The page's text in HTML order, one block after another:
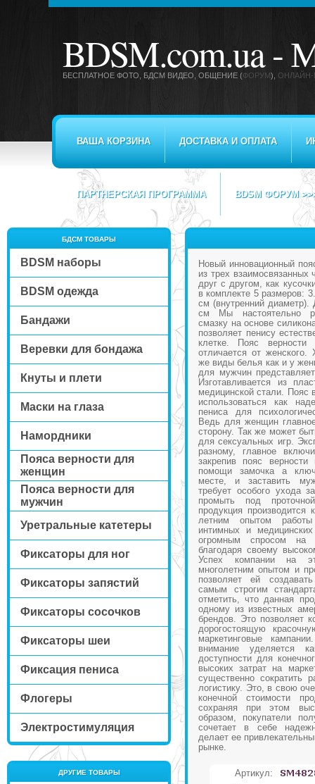
BDSM.com.ua -
БЕСПЛАТНОЕ ФОТО, БДСМ ВИДЕО , ОБЩЕНИЕ (ФОРУМ), ОНЛАЙН-
ВАША КОРЗИНА ДОСТАВКА И ОПЛАТА
ПАРТНЕРСКАЯ ПРОГРАММА BDSM ФОРУМ
БДСМ ТОВАРЫ
BDSM наборы
BDSM одежда
Бандажи
Веревки для бондажа
Кнуты и плети
Маски на глаза
Намордники
Пояса верности для
женщин
Пояса верности для
мужчин
Уретральные катетеры
Фиксаторы для ног
Фиксаторы запястий
Фиксаторы сосочков
Фиксаторы шеи
Фиксация пениса
Флогеры
Электростимуляция
ДРУГИЕ ТОВАРЫ
Новый инновационный
из трех взаимосвязанных
друг с другом, как
в комплекте 5 размеров:
см (внутренний диаметр).
см Мы настоятельно
смазку на основе
позволяет пенису
клетке. Пояс
отличается от женского.
же виды белья как и у
для мужчин
Изготавливается из
медицинской стали. Пояс
использоваться как
пениса для
Ведь для женщин
сторону. Так же может
для сексуальных игр.
разному, главное
закрепив пояс
помощи замочка а
месте, и заставить
требует особого ухода
промыть под
продукция
летним опытом
интимных и
огромным спросом
благодаря своему
Успех компании на
многолетним опытом и
позволяет ей
самым строгим
отметить, что данная
одному из известных
брендов. Это позволяет
дорогостоящую
маркетинговые
внимание уделяется
доступности для
высоких затрат на
существенно сократить
логистику. Это, в свою
конечной стоимости
сохраняя при этом
образом, покупатели
сочетает в себе
делает ее
рынке.
Артикул: